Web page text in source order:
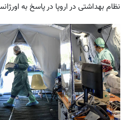
نظام بهداشتی در اروپا در پاسخ به